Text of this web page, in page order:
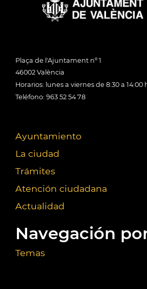
Plaça de l'Ajuntament nº 1
46002 València
Horarios: lunes a viernes de 8:30 a 14:00
Teléfono: 963 52 54 78
Ayuntamiento
La ciudad
Trámites
Atención ciudadana
Actualidad
Navegación
Temas